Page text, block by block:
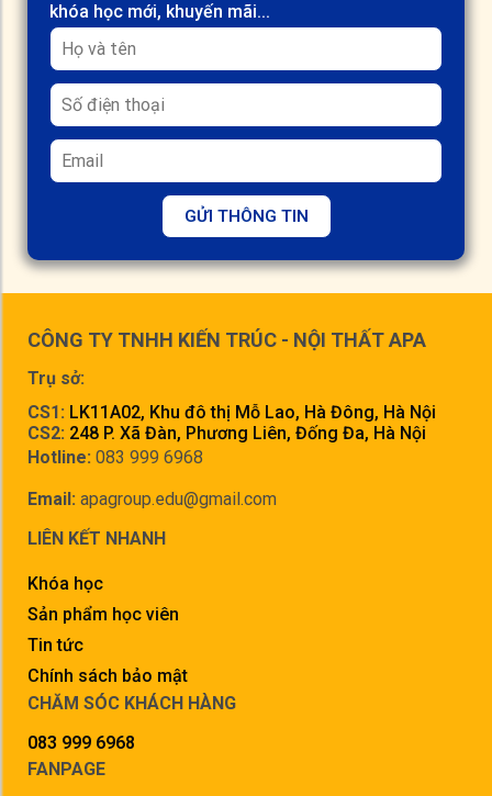
khóa học mới, khuyến mãi...
GỬI THÔNG TIN
CÔNG TY TNHH KIẾN TRÚC - NỘI THẤT APA
Trụ sở:
CS1: LK11A02, Khu đô thị Mỗ Lao, Hà Đông, Hà Nội
CS2: 248 P. Xã Đàn, Phương Liên, Đống Đa, Hà Nội
Hotline: 083 999 6968
Email: apagroup.edu@gmail.com
LIÊN KẾT NHANH
Khóa học
Sản phẩm học viên
Tin tức
Chính sách bảo mật
CHĂM SÓC KHÁCH HÀNG
083 999 6968
FANPAGE